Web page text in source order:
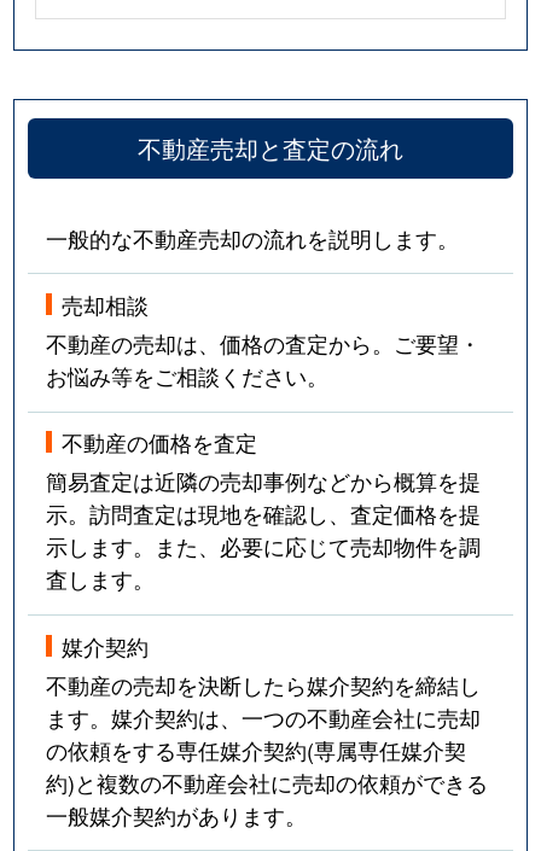
不動産売却と査定の流れ
一般的な不動産売却の流れを説明します。
売却相談
不動産の売却は、価格の査定から。ご要望・
お悩み等をご相談ください。
不動産の価格を査定
簡易査定は近隣の売却事例などから概算を提
示。訪問査定は現地を確認し、査定価格を提
示します。また、必要に応じて売却物件を調
査します。
媒介契約
不動産の売却を決断したら媒介契約を締結し
ます。媒介契約は、一つの不動産会社に売却
の依頼をする専任媒介契約(専属専任媒介契
約)と複数の不動産会社に売却の依頼ができる
一般媒介契約があります。